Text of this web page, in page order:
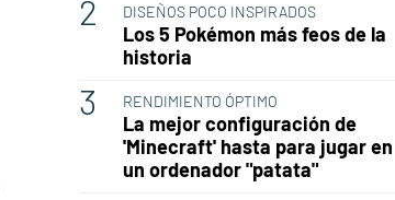
DISEÑOS POCO INSPIRADOS
Los 5 Pokémon más feos de la
historia
RENDIMIENTO ÓPTIMO
La mejor configuración de
'Minecraft' hasta para jugar en
un ordenador "patata"